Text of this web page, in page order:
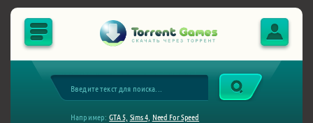
Например: GTA 5, Sims 4, Need For Speed